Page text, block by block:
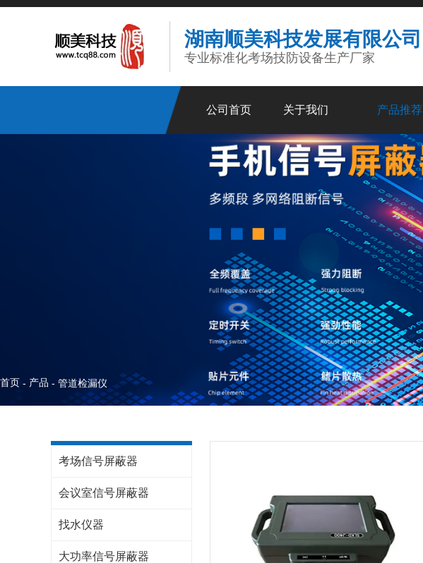
湖南顺美科技发展有限公司
专业标准化考场技防设备生产厂家
公司首页 关于我们 产品推荐
首页 - 产品 - 管道检漏仪
考场信号屏蔽器
会议室信号屏蔽器
找水仪器
大功率信号屏蔽器